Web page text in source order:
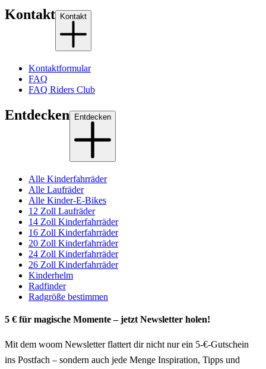
Kontakt Kontakt
Kontaktformular
FAQ
FAQ Riders Club
Entdecken Entdecken
Alle Kinderfahrräder
Alle Laufräder
Alle Kinder-E-Bikes
12 Zoll Laufräder
14 Zoll Kinderfahrräder
16 Zoll Kinderfahrräder
20 Zoll Kinderfahrräder
24 Zoll Kinderfahrräder
26 Zoll Kinderfahrräder
Kinderhelm
Radfinder
Radgröße bestimmen
5 € für magische Momente – jetzt Newsletter holen!
Mit dem woom Newsletter flattert dir nicht nur ein 5-€-Gutschein
ins Postfach – sondern auch jede Menge Inspiration, Tipps und